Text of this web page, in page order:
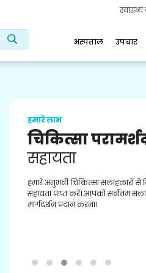
अस्पताल उपचार
हमारे लाभ
चिकित्सा
सहायता
हमारे अनुभवी चिकित्सा सलाहकारों से
सहायता प्राप्त करें। आपको सर्वोत्तम
मार्गदर्शन प्रदान करना।